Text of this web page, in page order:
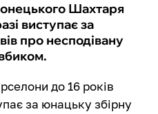
Шахтаря
виступає за
про несподівану
до 16 років
за юнацьку збірну